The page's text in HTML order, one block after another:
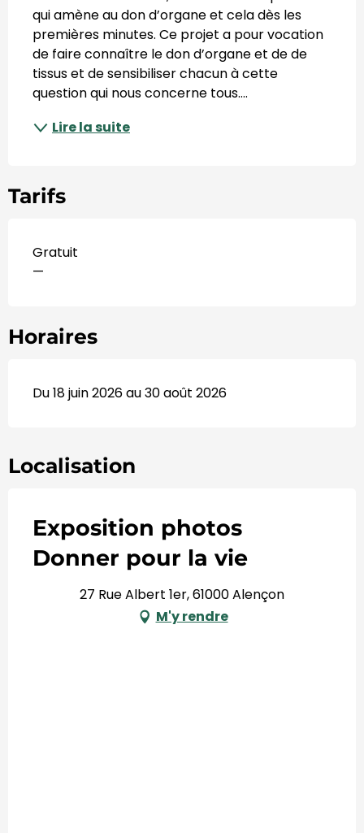
qui amène au don d’organe et cela dès les
premières minutes. Ce projet a pour vocation
de faire connaître le don d’organe et de de
tissus et de sensibiliser chacun à cette
question qui nous concerne tous....
Lire la suite
Tarifs
Gratuit
—
Horaires
Du 18 juin 2026 au 30 août 2026
Localisation
Exposition photos
Donner pour la vie
27 Rue Albert 1er, 61000 Alençon
M'y rendre